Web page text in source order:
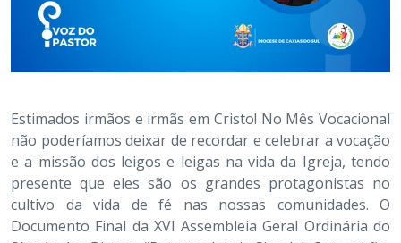
Estimados irmãos e irmãs em Cristo! No Mês Vocacional
não poderíamos deixar de recordar e celebrar a vocação
e a missão dos leigos e leigas na vida da Igreja, tendo
presente que eles são os grandes protagonistas no
cultivo da vida de fé nas nossas comunidades. O
Documento Final da XVI Assembleia Geral Ordinária do